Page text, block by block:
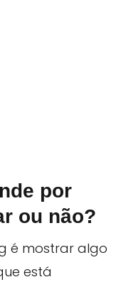
por
ou não?
é mostrar algo
está